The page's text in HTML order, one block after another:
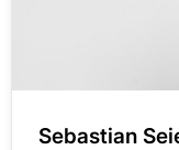
Sebastian